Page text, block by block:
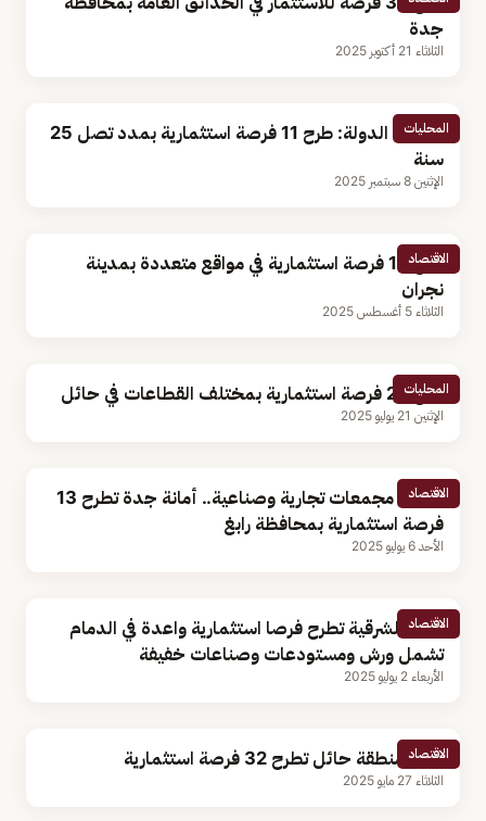
جدة
الثلاثاء 21 أكتوبر 2025
المحليات
عقارات الدولة: طرح 11 فرصة استثمارية بمدد تصل 25
سنة
الإثنين 8 سبتمبر 2025
الاقتصاد
طرح 16 فرصة استثمارية في مواقع متعددة بمدينة
نجران
الثلاثاء 5 أغسطس 2025
المحليات
طرح 25 فرصة استثمارية بمختلف القطاعات في حائل
الإثنين 21 يوليو 2025
الاقتصاد
تشمل مجمعات تجارية وصناعية.. أمانة جدة تطرح 13
فرصة استثمارية بمحافظة رابغ
الأحد 6 يوليو 2025
الاقتصاد
أمانة الشرقية تطرح فرصا استثمارية واعدة في الدمام
تشمل ورش ومستودعات وصناعات خفيفة
الأربعاء 2 يوليو 2025
الاقتصاد
أمانة منطقة حائل تطرح 32 فرصة استثمارية
الثلاثاء 27 مايو 2025